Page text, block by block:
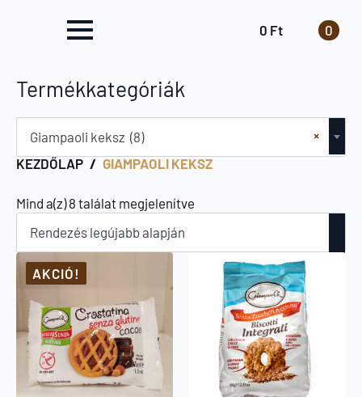
0 Ft 0
Termékkategóriák
×
Giampaoli keksz (8)
KEZDŐLAP
GIAMPAOLI KEKSZ
Mind a(z) 8 találat megjelenítve
AKCIÓ!